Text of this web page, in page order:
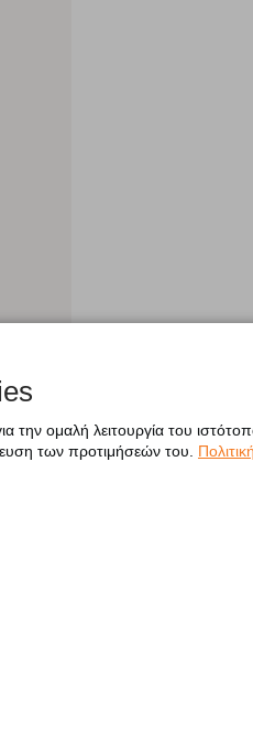
την ομαλή λειτουργία του
των προτιμήσεών του.